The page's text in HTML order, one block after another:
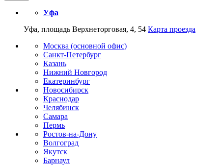
Уфа
Уфа, площадь Верхнеторговая, 4, 54 Карта проезда
Москва (основной офис)
Санкт-Петербург
Казань
Нижний Новгород
Екатеринбург
Новосибирск
Краснодар
Челябинск
Самара
Пермь
Ростов-на-Дону
Волгоград
Якутск
Барнаул